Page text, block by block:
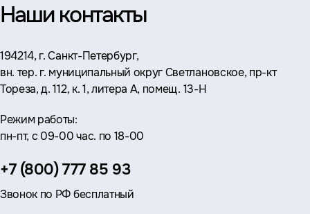
Наши контакты
Адрес:
194214, г. Санкт-Петербург,
вн. тер. г. муниципальный округ Светлановское, пр-кт
Тореза, д. 112, к. 1, литера А, помещ. 13-Н
Режим работы:
пн-пт, с 09-00 час. по 18-00
Телефон:
+7 (800) 777 85 93
Звонок по РФ бесплатный